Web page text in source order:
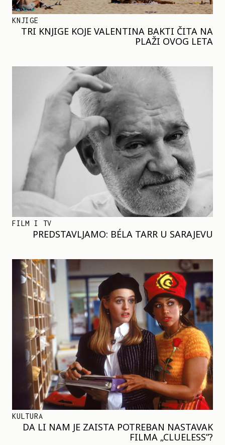
KNJIGE
TRI KNJIGE KOJE VALENTINA BAKTI ČITA NA
PLAŽI OVOG LETA
FILM I TV
PREDSTAVLJAMO: BÉLA TARR U SARAJEVU
KULTURA
DA LI NAM JE ZAISTA POTREBAN NASTAVAK
FILMA „CLUELESS”?